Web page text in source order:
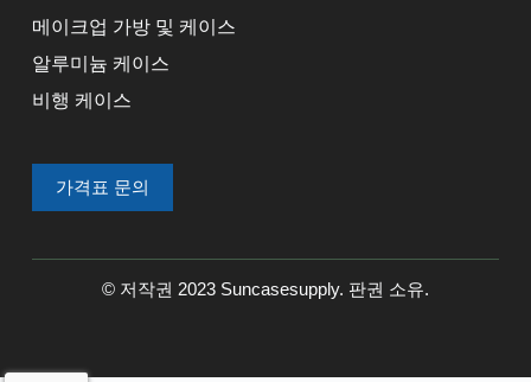
메이크업 가방 및 케이스
알루미늄 케이스
비행 케이스
가격표 문의
© 저작권 2023 Suncasesupply. 판권 소유.